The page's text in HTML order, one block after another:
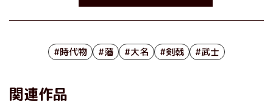
#時代物 #藩 #大名 #剣戟 #武士
関連作品